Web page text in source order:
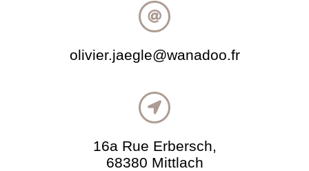
olivier.jaegle@wanadoo.fr
16a Rue Erbersch,
68380 Mittlach